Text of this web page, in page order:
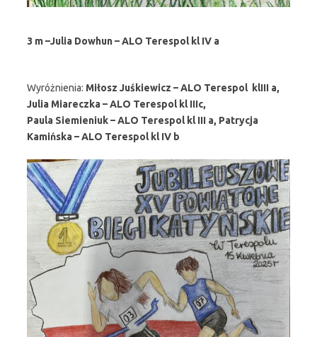
3 m –Julia Dowhun – ALO Terespol kl IV a
Wyróżnienia: Miłosz Juśkiewicz – ALO Terespol klIII a,
Julia Miareczka – ALO Terespol kl IIIc,
Paula Siemieniuk – ALO Terespol kl III a, Patrycja
Kamińska – ALO Terespol kl IV b